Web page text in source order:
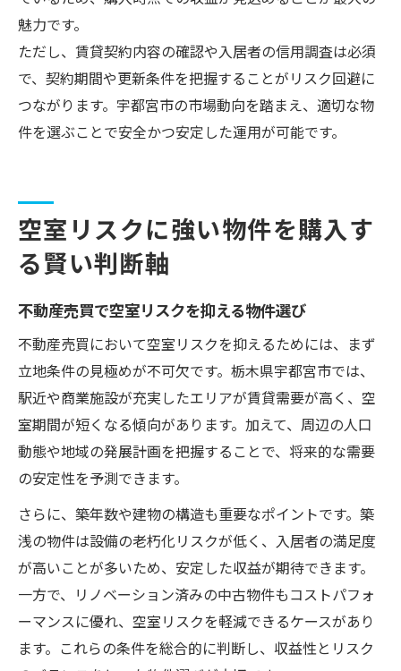
魅力です。
ただし、賃貸契約内容の確認や入居者の信用調査は必須
で、契約期間や更新条件を把握することがリスク回避に
つながります。宇都宮市の市場動向を踏まえ、適切な物
件を選ぶことで安全かつ安定した運用が可能です。
空室リスクに強い物件を購入す
る賢い判断軸
不動産売買で空室リスクを抑える物件選び
不動産売買において空室リスクを抑えるためには、まず
立地条件の見極めが不可欠です。栃木県宇都宮市では、
駅近や商業施設が充実したエリアが賃貸需要が高く、空
室期間が短くなる傾向があります。加えて、周辺の人口
動態や地域の発展計画を把握することで、将来的な需要
の安定性を予測できます。
さらに、築年数や建物の構造も重要なポイントです。築
浅の物件は設備の老朽化リスクが低く、入居者の満足度
が高いことが多いため、安定した収益が期待できます。
一方で、リノベーション済みの中古物件もコストパフォ
ーマンスに優れ、空室リスクを軽減できるケースがあり
ます。これらの条件を総合的に判断し、収益性とリスク